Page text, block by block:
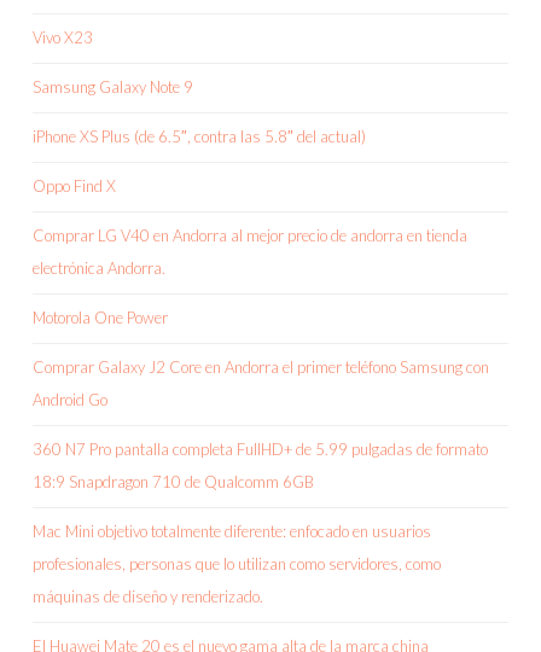
Vivo X23
Samsung Galaxy Note 9
iPhone XS Plus (de 6.5″, contra las 5.8″ del actual)
Oppo Find X
Comprar LG V40 en Andorra al mejor precio de andorra en tienda
electrónica Andorra.
Motorola One Power
Comprar Galaxy J2 Core en Andorra el primer teléfono Samsung con
Android Go
360 N7 Pro pantalla completa FullHD+ de 5.99 pulgadas de formato
18:9 Snapdragon 710 de Qualcomm 6GB
Mac Mini objetivo totalmente diferente: enfocado en usuarios
profesionales, personas que lo utilizan como servidores, como
máquinas de diseño y renderizado.
El Huawei Mate 20 es el nuevo gama alta de la marca china